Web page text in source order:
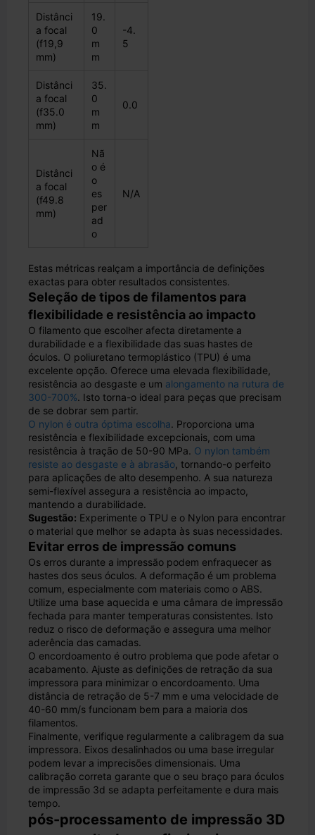
Distânci
a focal
(f19,9
mm)
19.
0
m
m
-4.
5
Distânci
a focal
(f35.0
mm)
35.
0
m
m
0.0
Distânci
a focal
(f49.8
mm)
Nã
o é
o
es
per
ad
o
N/A
Estas métricas realçam a importância de definições
exactas para obter resultados consistentes.
Seleção de tipos de filamentos para
flexibilidade e resistência ao impacto
O filamento que escolher afecta diretamente a
durabilidade e a flexibilidade das suas hastes de
óculos. O poliuretano termoplástico (TPU) é uma
excelente opção. Oferece uma elevada flexibilidade,
resistência ao desgaste e um alongamento na rutura de
300-700%. Isto torna-o ideal para peças que precisam
de se dobrar sem partir.
O nylon é outra óptima escolha. Proporciona uma
resistência e flexibilidade excepcionais, com uma
resistência à tração de 50-90 MPa. O nylon também
resiste ao desgaste e à abrasão , tornando-o perfeito
para aplicações de alto desempenho. A sua natureza
semi-flexível assegura a resistência ao impacto,
mantendo a durabilidade.
Sugestão: Experimente o TPU e o Nylon para encontrar
o material que melhor se adapta às suas necessidades.
Evitar erros de impressão comuns
Os erros durante a impressão podem enfraquecer as
hastes dos seus óculos. A deformação é um problema
comum, especialmente com materiais como o ABS.
Utilize uma base aquecida e uma câmara de impressão
fechada para manter temperaturas consistentes. Isto
reduz o risco de deformação e assegura uma melhor
aderência das camadas.
O encordoamento é outro problema que pode afetar o
acabamento. Ajuste as definições de retração da sua
impressora para minimizar o encordoamento. Uma
distância de retração de 5-7 mm e uma velocidade de
40-60 mm/s funcionam bem para a maioria dos
filamentos.
Finalmente, verifique regularmente a calibragem da sua
impressora. Eixos desalinhados ou uma base irregular
podem levar a imprecisões dimensionais. Uma
calibração correta garante que o seu braço para óculos
de impressão 3d se adapta perfeitamente e dura mais
tempo.
pós-processamento de impressão 3D